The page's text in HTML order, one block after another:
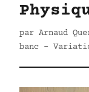
par Arnaud
banc -